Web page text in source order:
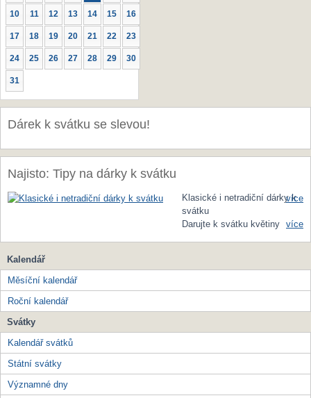
10 11 12 13 14 15 16
17 18 19 20 21 22 23
24 25 26 27 28 29 30
31
Dárek k svátku se slevou!
Najisto: Tipy na dárky k svátku
Klasické i netradiční dárky k
svátku
více
Darujte k svátku květiny více
Kalendář
Měsíční kalendář
Roční kalendář
Svátky
Kalendář svátků
Státní svátky
Významné dny